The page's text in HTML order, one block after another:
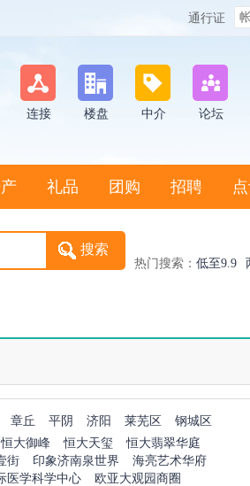
通行证
连接 楼盘 中介 论坛
礼品 团购 招聘
热门搜索： 低至9.9
章丘 平阴 济阳 莱芜区
钢城区
恒大御峰 恒大天玺
恒大翡翠华庭
街 印象济南泉世界
海亮艺术华府
医学科学中心
欧亚大观园商圈